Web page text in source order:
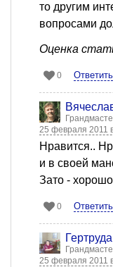
то другим
вопросами
Оценка
0 Ответить
25 февраля 2011
Нравится..
и в своей
Зато -
0 Ответить
25 февраля 2011